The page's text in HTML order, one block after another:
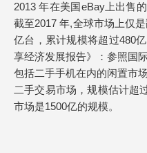
2013 年在美国eBay上出售
截至2017 年,全球市场上仅
亿台，累计规模将超过480
享经济发展报告》：参照国
包括二手手机在内的闲置市
二手交易市场，规模估计超
市场是1500亿的规模。